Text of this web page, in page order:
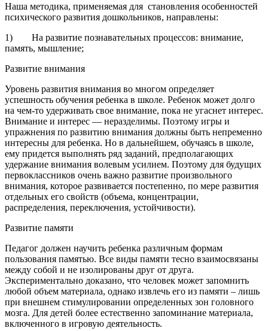
Наша методика, применяемая для становления особенностей
психического развития дошкольников, направлены:
1) На развитие познавательных процессов: внимание,
память, мышление;
Развитие внимания
Уровень развития внимания во многом определяет
успешность обучения ребенка в школе. Ребенок может долго
на чем-то удерживать свое внимание, пока не угаснет интерес.
Внимание и интерес — неразделимы. Поэтому игры и
упражнения по развитию внимания должны быть непременно
интересны для ребенка. Но в дальнейшем, обучаясь в школе,
ему придется выполнять ряд заданий, предполагающих
удержание внимания волевым усилием. Поэтому для будущих
первоклассников очень важно развитие произвольного
внимания, которое развивается постепенно, по мере развития
отдельных его свойств (объема, концентрации,
распределения, переключения, устойчивости).
Развитие памяти
Педагог должен научить ребенка различным формам
пользования памятью. Все виды памяти тесно взаимосвязаны
между собой и не изолированы друг от друга.
Экспериментально доказано, что человек может запомнить
любой объем материала, однако извлечь его из памяти – лишь
при внешнем стимулировании определенных зон головного
мозга. Для детей более естественно запоминание материала,
включенного в игровую деятельность.